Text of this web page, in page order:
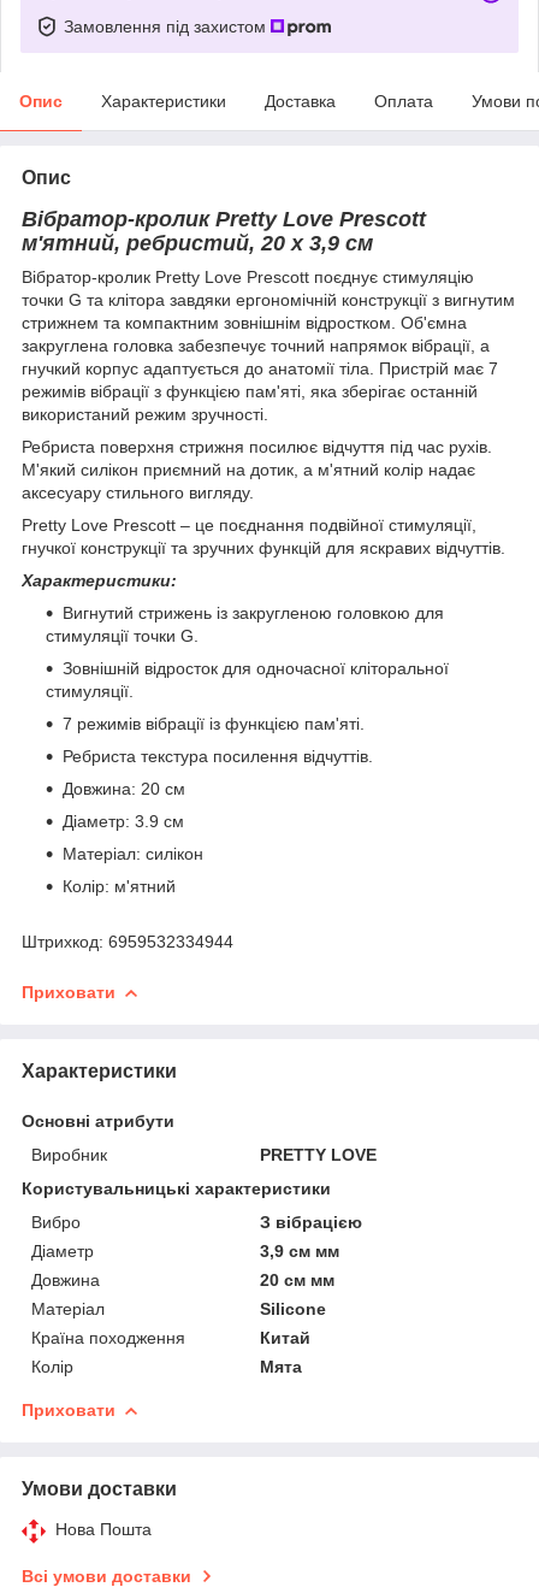
Замовлення під захистом
Опис Характеристики Доставка Оплата Умови
Опис
Вібратор-кролик Pretty Love Prescott
м'ятний, ребристий, 20 х 3,9 см
Вібратор-кролик Pretty Love Prescott поєднує стимуляцію
точки G та клітора завдяки ергономічній конструкції з вигнутим
стрижнем та компактним зовнішнім відростком. Об'ємна
закруглена головка забезпечує точний напрямок вібрації, а
гнучкий корпус адаптується до анатомії тіла. Пристрій має 7
режимів вібрації з функцією пам'яті, яка зберігає останній
використаний режим зручності.
Ребриста поверхня стрижня посилює відчуття під час рухів.
М'який силікон приємний на дотик, а м'ятний колір надає
аксесуару стильного вигляду.
Pretty Love Prescott – це поєднання подвійної стимуляції,
гнучкої конструкції та зручних функцій для яскравих відчуттів.
Характеристики:
Вигнутий стрижень із закругленою головкою для
стимуляції точки G.
Зовнішній відросток для одночасної кліторальної
стимуляції.
7 режимів вібрації із функцією пам'яті.
Ребриста текстура посилення відчуттів.
Довжина: 20 см
Діаметр: 3.9 см
Матеріал: силікон
Колір: м'ятний
Штрихкод: 6959532334944
Приховати
Характеристики
Основні атрибути
Виробник
PRETTY LOVE
Користувальницькі характеристики
Вибро
З вібрацією
Діаметр
3,9 см мм
Довжина
20 см мм
Матеріал
Silicone
Країна походження
Китай
Колір
Мята
Приховати
Умови доставки
Нова Пошта
Всі умови доставки